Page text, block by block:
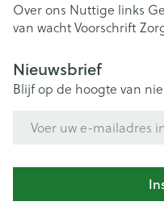
Over ons Nuttige links
van wachtVoorschrift
Nieuwsbrief
Blijf op de hoogte van